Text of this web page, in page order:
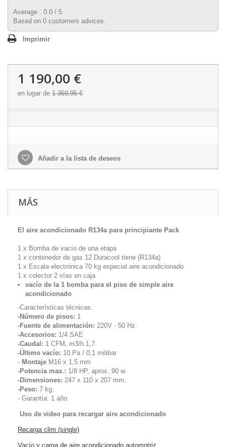
Average : 0.0 / 5
Based on 0 customers advices.
Imprimir
1 190,00 €
en lugar de 1 369,95 €
Añadir a la lista de deseos
MÁS
El aire acondicionado R134a para principiante Pack
1 x Bomba de vacío de una etapa
1 x contenedor de gas 12 Duracool tiene (R134a)
1 x Escala electrónica 70 kg especial aire acondicionado
1 x colector 2 vías en caja
vacío de la 1 bomba para el piso de simple aire
acondicionado
-Características técnicas.
-Número de pisos: 1
-Fuente de alimentación: 220V - 50 Hz.
-Accesorios: 1/4 SAE
-Caudal: 1 CFM, m3/h 1,7.
-Último vacío: 10 Pa / 0,1 milibar
- Montaje M16 x 1,5 mm
-Potencia max.: 1/8 HP, aprox. 90 w.
-Dimensiones: 247 x 110 x 207 mm.
-Peso: 7 kg.
- Garantía: 1 año
Uso de video para recargar aire acondicionado
Recarga clim (single)
Vacío y carga de aire acondicionado automotriz